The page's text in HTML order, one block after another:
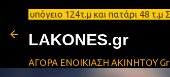
124τ.μ και πατάρι 48
LAKONES.gr
ΑΓΟΡΑ ΕΝΟΙΚΙΑΣΗ ΑΚΙΝΗΤΟΥ